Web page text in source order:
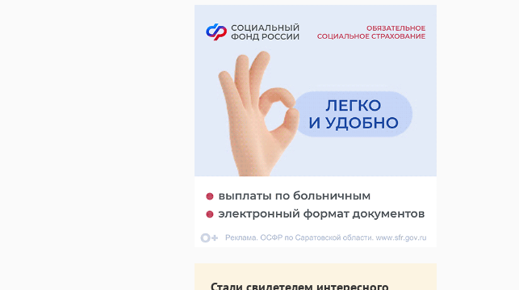
Стали свидетелем интересного